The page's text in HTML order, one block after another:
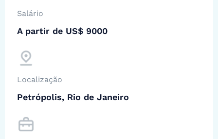
Salário
A partir de US$ 9000
Localização
Petrópolis, Rio de Janeiro